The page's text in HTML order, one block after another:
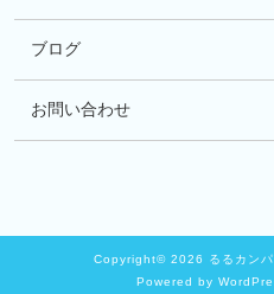
ブログ
お問い合わせ
Copyright© 2026 るるカン
Powered by